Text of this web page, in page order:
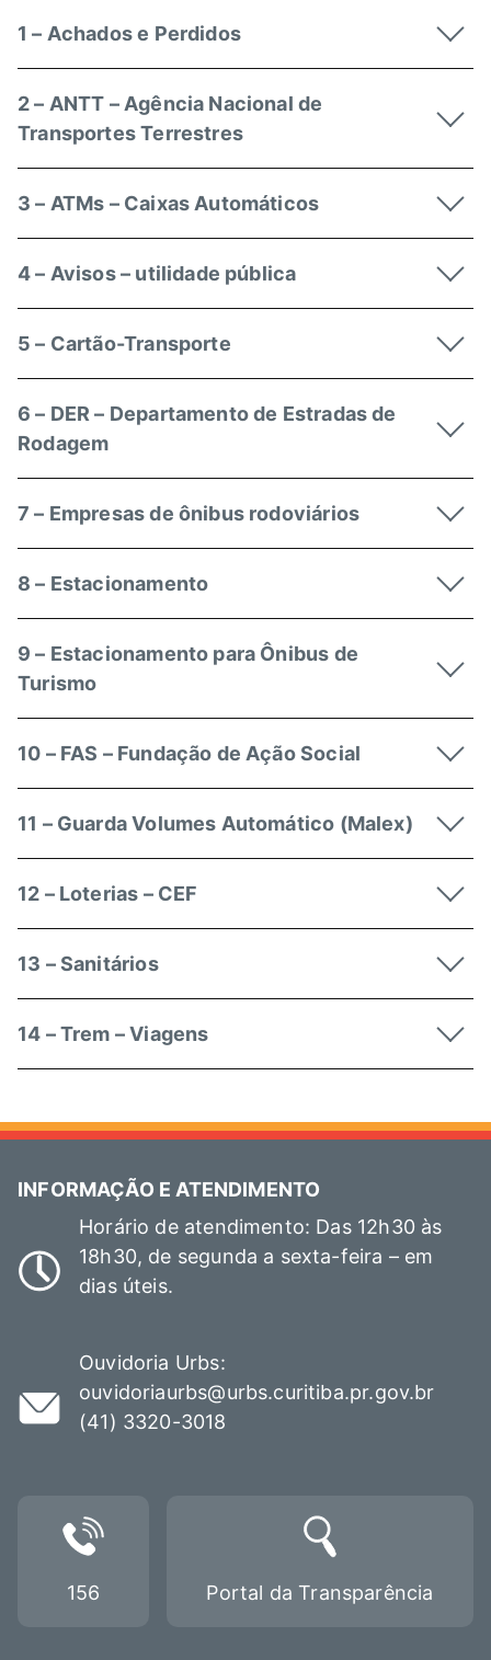
1 – Achados e Perdidos
2 – ANTT – Agência Nacional de
Transportes Terrestres
3 – ATMs – Caixas Automáticos
4 – Avisos – utilidade pública
5 – Cartão-Transporte
6 – DER – Departamento de Estradas de
Rodagem
7 – Empresas de ônibus rodoviários
8 – Estacionamento
9 – Estacionamento para Ônibus de
Turismo
10 – FAS – Fundação de Ação Social
11 – Guarda Volumes Automático (Malex)
12 – Loterias – CEF
13 – Sanitários
14 – Trem – Viagens
INFORMAÇÃO E ATENDIMENTO
Horário de atendimento: Das 12h30 às
18h30, de segunda a sexta-feira – em
dias úteis.
Ouvidoria Urbs:
ouvidoriaurbs@urbs.curitiba.pr.gov.br
(41) 3320-3018
156 Portal da Transparência